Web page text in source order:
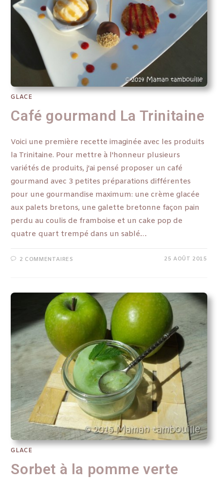
GLACE
Café gourmand La Trinitaine
Voici une première recette imaginée avec les produits
la Trinitaine. Pour mettre à l'honneur plusieurs
variétés de produits, j'ai pensé proposer un café
gourmand avec 3 petites préparations différentes
pour une gourmandise maximum: une crème glacée
aux palets bretons, une galette bretonne façon pain
perdu au coulis de framboise et un cake pop de
quatre quart trempé dans un sablé…
2 COMMENTAIRES 25 AOÛT 2015
GLACE
Sorbet à la pomme verte